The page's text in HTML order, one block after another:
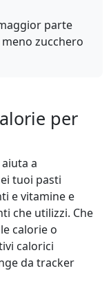
parte
zucchero
per
a
tuoi pasti
e vitamine e
che utilizzi. Che
calorie o
calorici
da tracker